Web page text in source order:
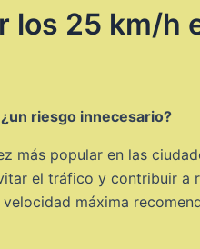
los 25 km/h
riesgo innecesario?
más popular en las
el tráfico y contribuir a
máxima